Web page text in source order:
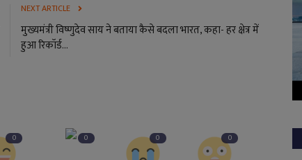
NEXT ARTICLE
मुख्यमंत्री विष्णुदेव साय ने बताया कैसे बदला भारत, कहा- हर क्षेत्र में
हुआ रिकॉर्ड...
0 0 0 0